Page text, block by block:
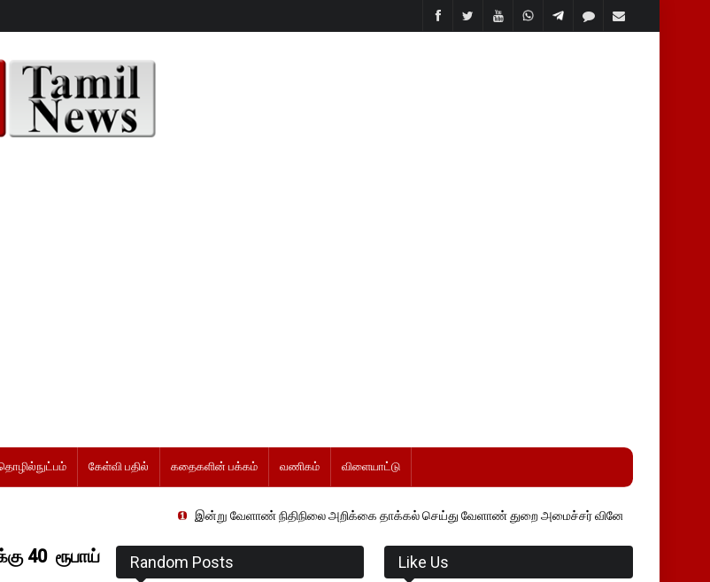
கேள்வி பதில் கதைகளின் பக்கம் வணிகம் விளையாட்டு
இன்று வேளாண் நிதிநிலை அறிக்கை தாக்கல் செய்து வேளாண் துறை அமைச்சர் வினோத் வாசித்து வருகிறார். �.
40 ரூபாய்
Random Posts Like Us